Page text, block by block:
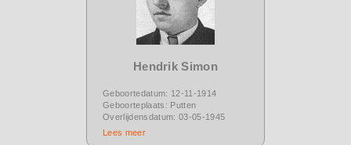
Hendrik Simon
Geboortedatum: 12-11-1914
Geboorteplaats: Putten
Overlijdensdatum: 03-05-1945
Lees meer